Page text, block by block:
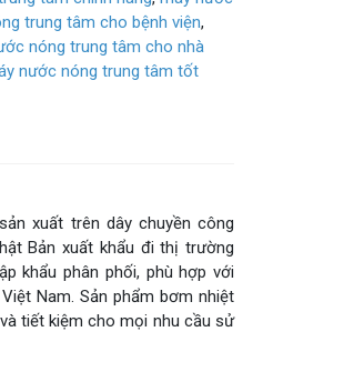
nóng trung tâm cho nhà
nước nóng trung tâm tốt
xuất trên dây chuyền công
Bản xuất khẩu đi thị trường
khẩu phân phối, phù hợp với
Nam. Sản phẩm bơm nhiệt
tiết kiệm cho mọi nhu cầu sử